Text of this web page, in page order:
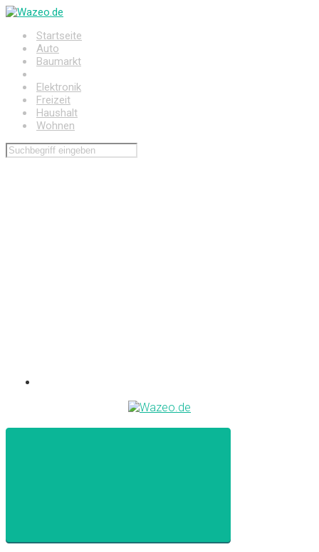
Zum
springenStartseite
Auto
Baumarkt
Elektronik
Freizeit
Haushalt
Wohnen